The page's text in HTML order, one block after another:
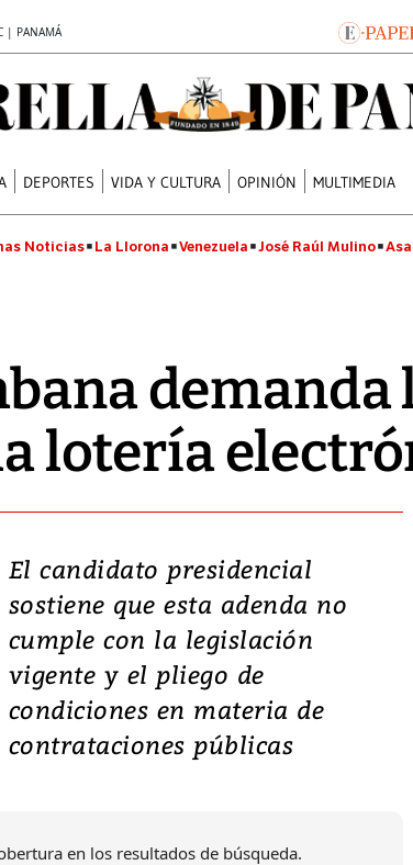
| PANAMÁ
DEPORTES VIDA Y CULTURA OPINIÓN MULTIMEDIA
Noticias La Llorona Venezuela José Raúl Mulino
demanda
lotería
El candidato presidencial
sostiene que esta adenda no
cumple con la legislación
vigente y el pliego de
condiciones en materia de
contrataciones públicas
en los resultados de búsqueda.
Video, Japón: Terremoto
deja heridos y graves
daños en Kumamoto